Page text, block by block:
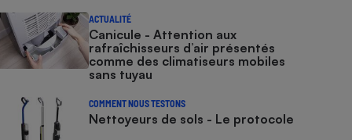
ACTUALITÉ
Canicule - Attention aux
rafraîchisseurs d’air présentés
comme des climatiseurs mobiles
sans tuyau
COMMENT NOUS TESTONS
Nettoyeurs de sols - Le protocole